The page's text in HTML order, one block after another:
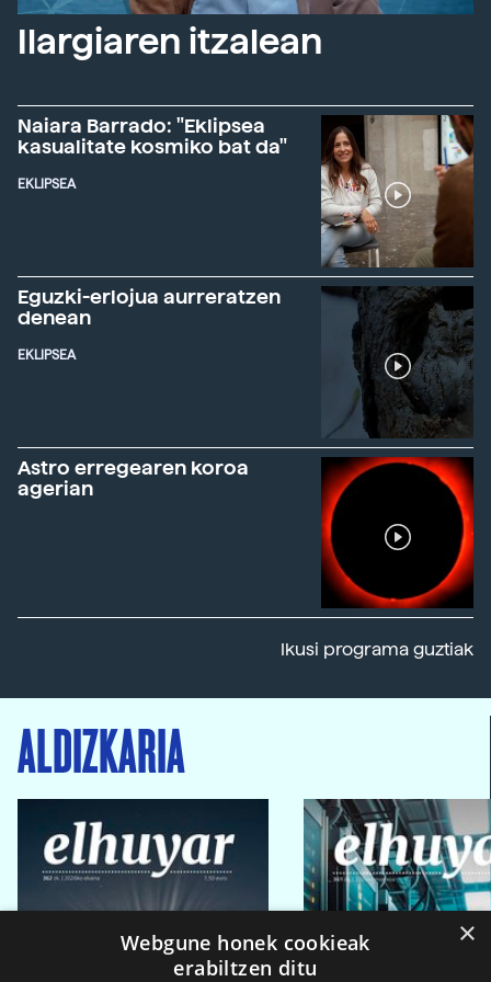
Ilargiaren itzalean
Naiara Barrado: "Eklipsea
kasualitate kosmiko bat da"
EKLIPSEA
Eguzki-erlojua aurreratzen
denean
EKLIPSEA
Astro erregearen koroa
agerian
Ikusi programa guztiak
ALDIZKARIA
×
Webgune honek cookieak
erabiltzen ditu